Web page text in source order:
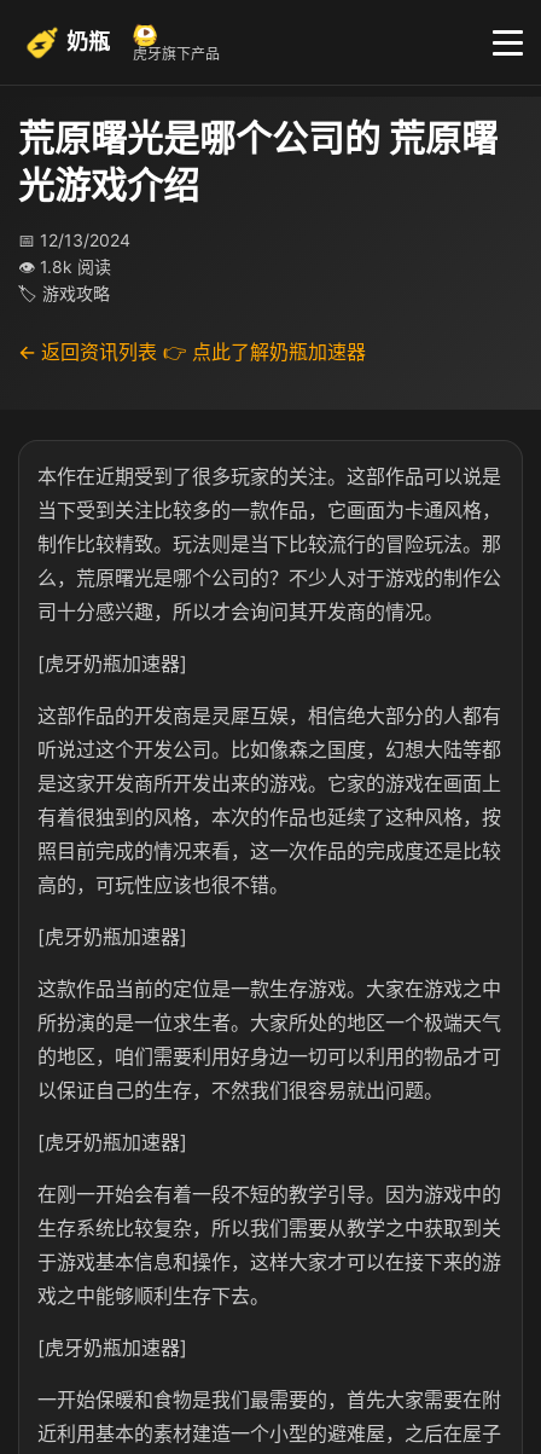
奶瓶 虎牙旗下产品
荒原曙光是哪个公司的 荒原曙
光游戏介绍
📅 12/13/2024
👁 1.8k 阅读
🏷 游戏攻略
← 返回资讯列表 👉 点此了解奶瓶加速器
本作在近期受到了很多玩家的关注。这部作品可以说是
当下受到关注比较多的一款作品，它画面为卡通风格，
制作比较精致。玩法则是当下比较流行的冒险玩法。那
么，荒原曙光是哪个公司的？不少人对于游戏的制作公
司十分感兴趣，所以才会询问其开发商的情况。
[虎牙奶瓶加速器]
这部作品的开发商是灵犀互娱，相信绝大部分的人都有
听说过这个开发公司。比如像森之国度，幻想大陆等都
是这家开发商所开发出来的游戏。它家的游戏在画面上
有着很独到的风格，本次的作品也延续了这种风格，按
照目前完成的情况来看，这一次作品的完成度还是比较
高的，可玩性应该也很不错。
[虎牙奶瓶加速器]
这款作品当前的定位是一款生存游戏。大家在游戏之中
所扮演的是一位求生者。大家所处的地区一个极端天气
的地区，咱们需要利用好身边一切可以利用的物品才可
以保证自己的生存，不然我们很容易就出问题。
[虎牙奶瓶加速器]
在刚一开始会有着一段不短的教学引导。因为游戏中的
生存系统比较复杂，所以我们需要从教学之中获取到关
于游戏基本信息和操作，这样大家才可以在接下来的游
戏之中能够顺利生存下去。
[虎牙奶瓶加速器]
一开始保暖和食物是我们最需要的，首先大家需要在附
近利用基本的素材建造一个小型的避难屋，之后在屋子